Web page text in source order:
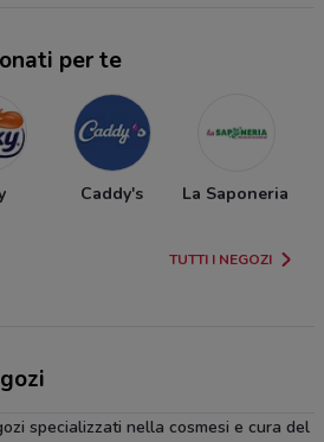
per te
Caddy's La Saponeria
TUTTI I NEGOZI
specializzati nella cosmesi e cura del